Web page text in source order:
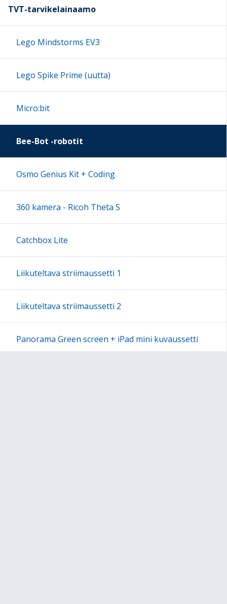
12:00
16:00
17:00
18:00
22:00
23:00
TVT-tarvikelainaamo
Lego Mindstorms EV3
Lego Spike Prime (uutta)
Micro:bit
Bee-Bot -robotit
Osmo Genius Kit + Coding
360 kamera - Ricoh Theta S
Catchbox Lite
Liikuteltava striimaussetti 1
Liikuteltava striimaussetti 2
Panorama Green screen + iPad mini kuvaussetti